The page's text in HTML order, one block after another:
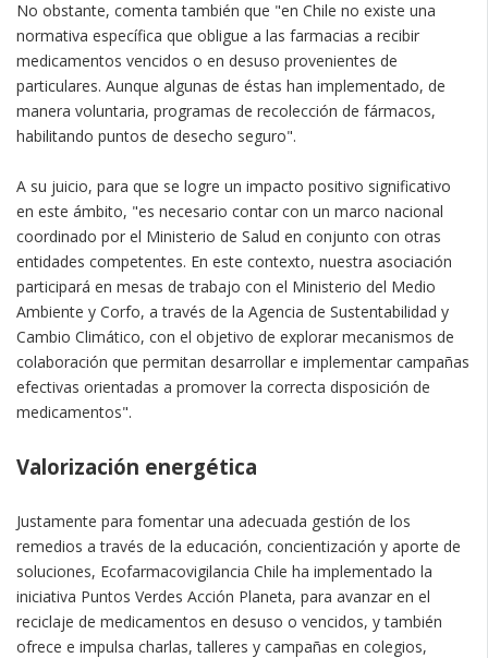
No obstante, comenta también que "en Chile no existe una
normativa específica que obligue a las farmacias a recibir
medicamentos vencidos o en desuso provenientes de
particulares. Aunque algunas de éstas han implementado, de
manera voluntaria, programas de recolección de fármacos,
habilitando puntos de desecho seguro".
A su juicio, para que se logre un impacto positivo significativo
en este ámbito, "es necesario contar con un marco nacional
coordinado por el Ministerio de Salud en conjunto con otras
entidades competentes. En este contexto, nuestra asociación
participará en mesas de trabajo con el Ministerio del Medio
Ambiente y Corfo, a través de la Agencia de Sustentabilidad y
Cambio Climático, con el objetivo de explorar mecanismos de
colaboración que permitan desarrollar e implementar campañas
efectivas orientadas a promover la correcta disposición de
medicamentos".
Valorización energética
Justamente para fomentar una adecuada gestión de los
remedios a través de la educación, concientización y aporte de
soluciones, Ecofarmacovigilancia Chile ha implementado la
iniciativa Puntos Verdes Acción Planeta, para avanzar en el
reciclaje de medicamentos en desuso o vencidos, y también
ofrece e impulsa charlas, talleres y campañas en colegios,